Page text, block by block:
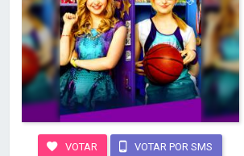
VOTAR VOTAR POR SMS